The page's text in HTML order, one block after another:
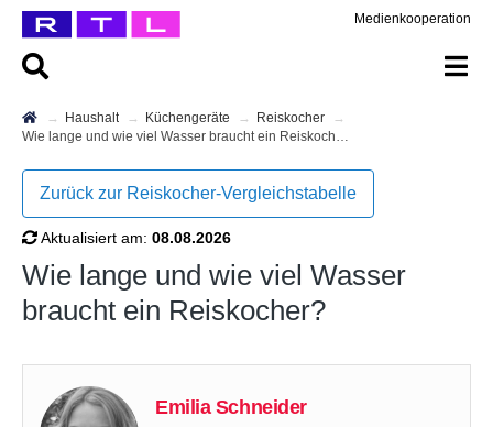
Medienkooperation
Haushalt Küchengeräte
Reiskocher
Wie lange und wie viel Wasser braucht ein Reiskocher?
Zurück zur Reiskocher-Vergleichstabelle
Aktualisiert am: 08.08.2026
Wie lange und wie viel Wasser
braucht ein Reiskocher?
Emilia Schneider